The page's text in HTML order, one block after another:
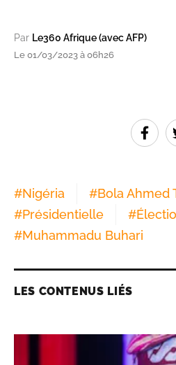
Par Le360 Afrique (avec AFP)
Le 01/03/2023 à 06h26
#Nigéria #Bola Ahmed
#Présidentielle #
#Muhammadu Buhari
LES CONTENUS LIÉS